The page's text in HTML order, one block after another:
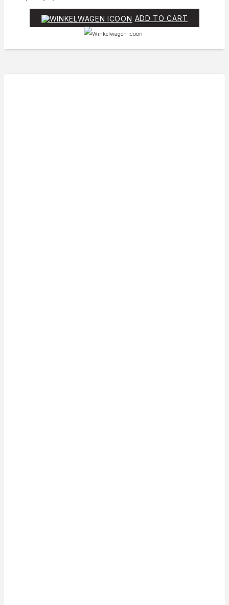
ADD TO CART